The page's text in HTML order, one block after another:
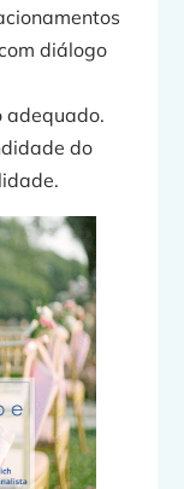
diálogo
adequado.
do